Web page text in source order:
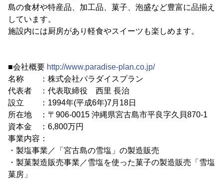
島の食材や特産品、加工品、菓子、泡盛など豊富に品揃え
しています。
施設内には厨房があり軽食やスイーツも楽しめます。
■会社概要 http://www.paradise-plan.co.jp/
名称 ：株式会社パラダイスプラン
代表者 ：代表取締役 西里 長治
設立 ：1994年(平成6年)7月18日
所在地 ：〒906-0015 沖縄県宮古島市平良字久貝870-1
資本金 ：6,800万円
事業内容：
・製塩事業／「宮古島の雪塩」の製造販売
・製菓製造販売事業／雪塩を使った菓子の製造販売「雪塩
菓房」